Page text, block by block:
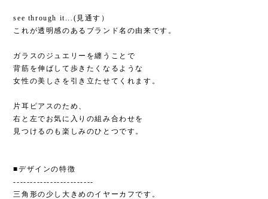
see through it...(見通す）
これが透明感のあるブランド名の由来です。
ガラスのジュエリーを纏うことで
背筋を伸ばして歩きたくなるような
女性の美しさを引き立たせてくれます。
片耳ピアスのため、
右と左でお気に入りの組み合わせを
見つけるのも楽しみのひとつです。
■デザインの特徴
------------------------
三角形の少し大きめのイヤーカフです。